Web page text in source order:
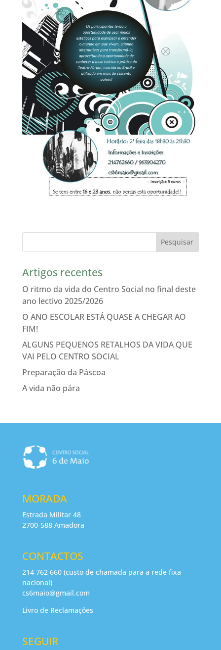
Artigos recentes
O ritmo da vida do Centro Social no final deste
ano lectivo 2025/2026
O ANO ESCOLAR ESTÁ QUASE A CHEGAR AO
FIM!
ALGUNS PEQUENOS RETALHOS DA VIDA QUE
VAI PELO CENTRO SOCIAL
Preparação da Páscoa
A vida não pára
MORADA
Estrada Militar 48
2700-588 Amadora
CONTACTOS
214 762 660 (custo de chamada para a rede fixa
nacional)
cs6maio@gmail.com
Livro de Reclamações
SEGUIR